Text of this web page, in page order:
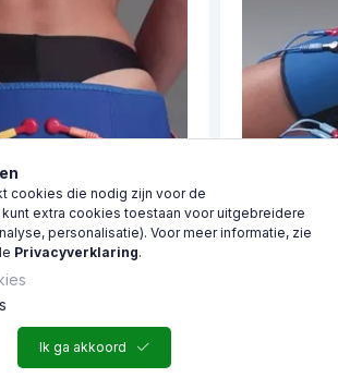
cookies die nodig zijn voor de
extra cookies toestaan voor uitgebreidere
personalisatie). Voor meer informatie, zie
Privacyverklaring.
Ik ga akkoord